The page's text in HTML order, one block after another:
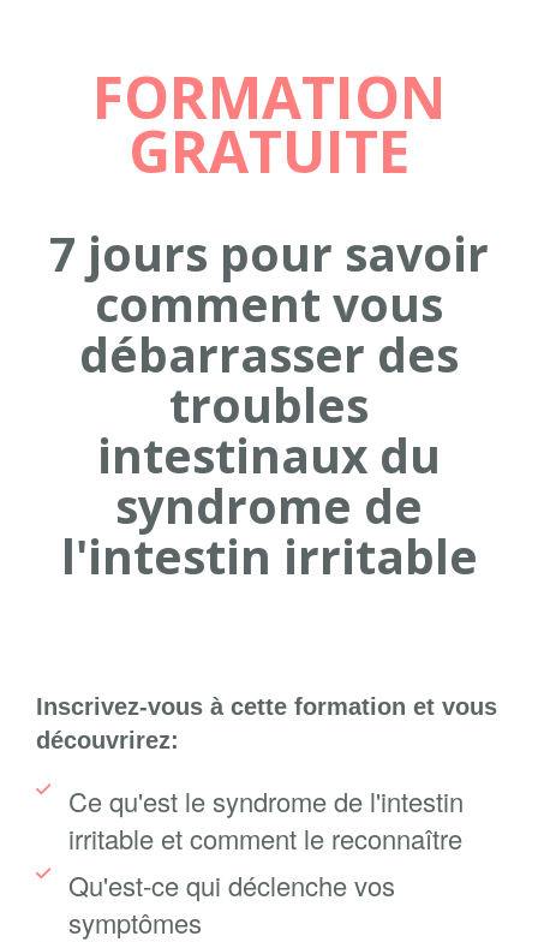
FORMATION
GRATUITE
7 jours pour savoir
comment vous
débarrasser des
troubles
intestinaux du
syndrome de
l'intestin irritable
Inscrivez-vous à cette formation et vous
découvrirez:
Ce qu'est le syndrome de l'intestin
irritable et comment le reconnaître
Qu'est-ce qui déclenche vos
symptômes